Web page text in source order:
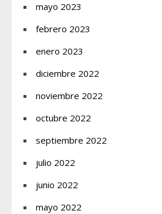
mayo 2023
febrero 2023
enero 2023
diciembre 2022
noviembre 2022
octubre 2022
septiembre 2022
julio 2022
junio 2022
mayo 2022